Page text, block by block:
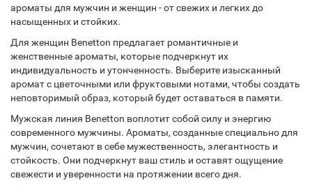
ароматы для мужчин и женщин - от свежих и легких до
насыщенных и стойких.
Для женщин Benetton предлагает романтичные и
женственные ароматы, которые подчеркнут их
индивидуальность и утонченность. Выберите изысканный
аромат с цветочными или фруктовыми нотами, чтобы создать
неповторимый образ, который будет оставаться в памяти.
Мужская линия Benetton воплотит собой силу и энергию
современного мужчины. Ароматы, созданные специально для
мужчин, сочетают в себе мужественность, элегантность и
стойкость. Они подчеркнут ваш стиль и оставят ощущение
свежести и уверенности на протяжении всего дня.